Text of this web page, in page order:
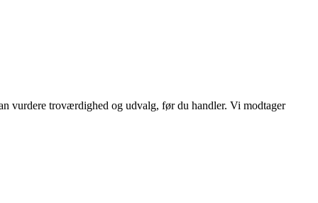
vurdere troværdighed og udvalg, før du handler. Vi modtager